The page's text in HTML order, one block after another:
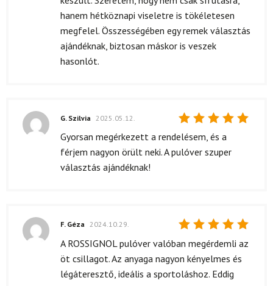
hanem hétköznapi viseletre is tökéletesen
megfelel. Összességében egy remek választás
ajándéknak, biztosan máskor is veszek
hasonlót.
Értékelés:
/ 5
G. Szilvia 2025.05.12.
Gyorsan megérkezett a rendelésem, és a
férjem nagyon örült neki. A pulóver szuper
választás ajándéknak!
Értékelés:
/ 5
F. Géza 2024.10.29.
A ROSSIGNOL pulóver valóban megérdemli az
öt csillagot. Az anyaga nagyon kényelmes és
légáteresztő, ideális a sportoláshoz. Eddig